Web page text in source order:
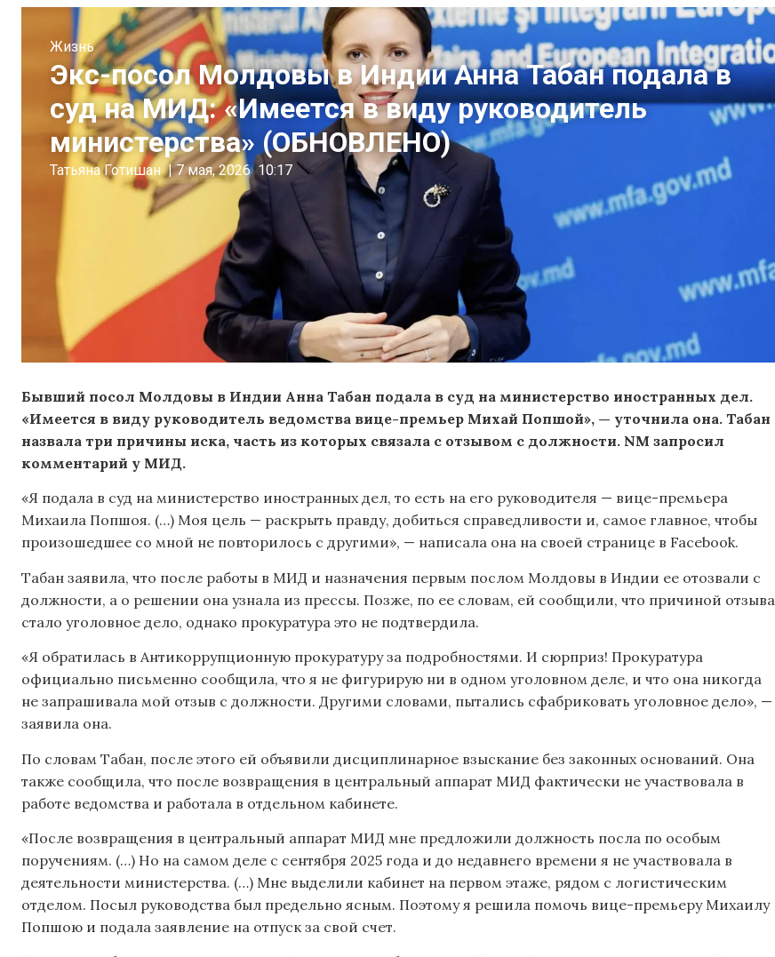
Жизнь
Экс-посол Молдовы в Индии Анна Табан подала в
суд на МИД: «Имеется в виду руководитель
министерства» (ОБНОВЛЕНО)
Татьяна Готишан | 7 мая, 2026 10:17
Бывший посол Молдовы в Индии Анна Табан подала в суд на министерство иностранных дел.
«Имеется в виду руководитель ведомства вице-премьер Михай Попшой», — уточнила она. Табан
назвала три причины иска, часть из которых связала с отзывом с должности. NM запросил
комментарий у МИД.
«Я подала в суд на министерство иностранных дел, то есть на его руководителя — вице-премьера
Михаила Попшоя. (…) Моя цель — раскрыть правду, добиться справедливости и, самое главное, чтобы
произошедшее со мной не повторилось с другими», — написала она на своей странице в Facebook.
Табан заявила, что после работы в МИД и назначения первым послом Молдовы в Индии ее отозвали с
должности, а о решении она узнала из прессы. Позже, по ее словам, ей сообщили, что причиной отзыва
стало уголовное дело, однако прокуратура это не подтвердила.
«Я обратилась в Антикоррупционную прокуратуру за подробностями. И сюрприз! Прокуратура
официально письменно сообщила, что я не фигурирую ни в одном уголовном деле, и что она никогда
не запрашивала мой отзыв с должности. Другими словами, пытались сфабриковать уголовное дело», —
заявила она.
По словам Табан, после этого ей объявили дисциплинарное взыскание без законных оснований. Она
также сообщила, что после возвращения в центральный аппарат МИД фактически не участвовала в
работе ведомства и работала в отдельном кабинете.
«После возвращения в центральный аппарат МИД мне предложили должность посла по особым
поручениям. (…) Но на самом деле с сентября 2025 года и до недавнего времени я не участвовала в
деятельности министерства. (…) Мне выделили кабинет на первом этаже, рядом с логистическим
отделом. Посыл руководства был предельно ясным. Поэтому я решила помочь вице-премьеру Михаилу
Попшою и подала заявление на отпуск за свой счет.